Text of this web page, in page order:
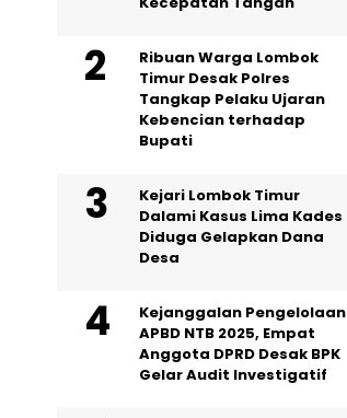
Ribuan Warga Lombok
Timur Desak Polres
Tangkap Pelaku Ujaran
Kebencian terhadap
Bupati
Kejari Lombok Timur
Dalami Kasus Lima Kades
Diduga Gelapkan Dana
Desa
Kejanggalan Pengelolaan
APBD NTB 2025, Empat
Anggota DPRD Desak BPK
Gelar Audit Investigatif